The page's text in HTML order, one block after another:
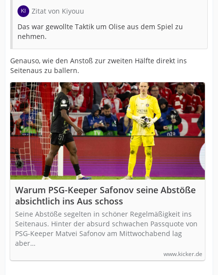
Zitat von Kiyouu
Das war gewollte Taktik um Olise aus dem Spiel zu
nehmen.
Genauso, wie den Anstoß zur zweiten Hälfte direkt ins
Seitenaus zu ballern.
Warum PSG-Keeper Safonov seine Abstöße
absichtlich ins Aus schoss
Seine Abstöße segelten in schöner Regelmäßigkeit ins
Seitenaus. Hinter der absurd schwachen Passquote von
PSG-Keeper Matvei Safonov am Mittwochabend lag
aber…
www.kicker.de